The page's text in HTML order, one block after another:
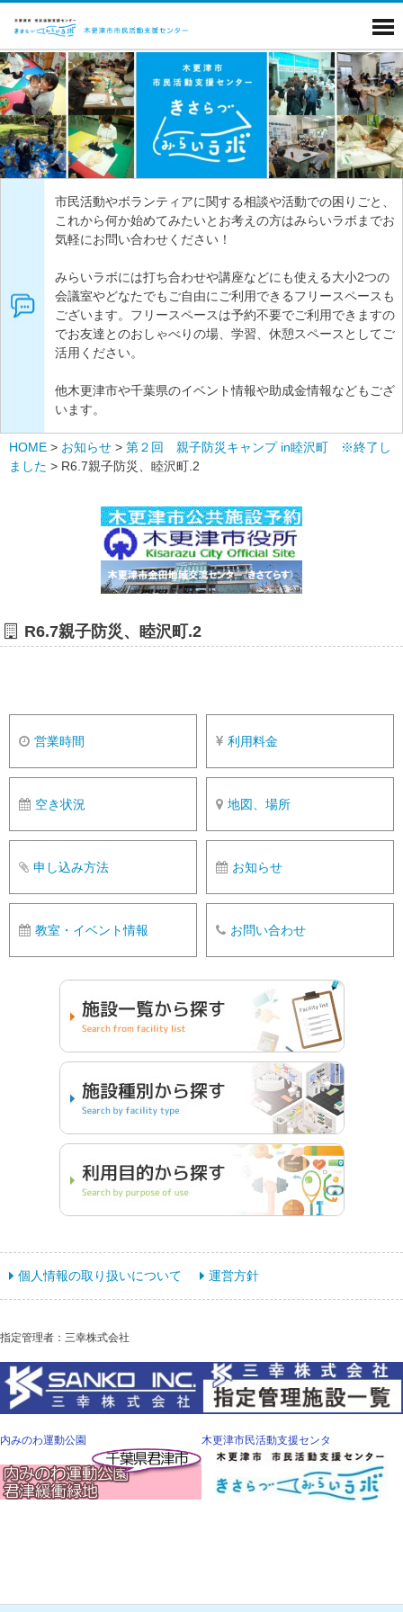
市民活動やボランティアに関する相談や活動での困りごと、
これから何か始めてみたいとお考えの方はみらいラボまでお
気軽にお問い合わせください！
みらいラボには打ち合わせや講座などにも使える大小2つの
会議室やどなたでもご自由にご利用できるフリースペースも
ございます。フリースペースは予約不要でご利用できますの
でお友達とのおしゃべりの場、学習、休憩スペースとしてご
活用ください。
他木更津市や千葉県のイベント情報や助成金情報などもござ
います。
HOME > お知らせ > 第２回 親子防災キャンプ in睦沢町 ※終了し
ました > R6.7親子防災、睦沢町.2
R6.7親子防災、睦沢町.2
営業時間 利用料金
空き状況 地図、場所
申し込み方法 お知らせ
教室・イベント情報 お問い合わせ
個人情報の取り扱いについて 運営方針
指定管理者：三幸株式会社